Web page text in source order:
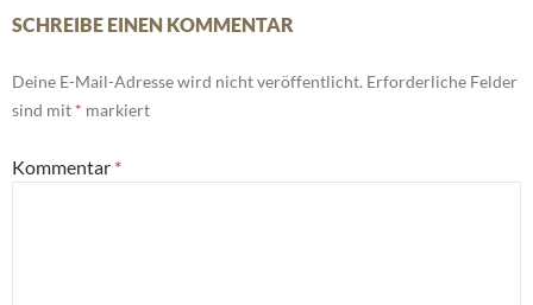
SCHREIBE EINEN KOMMENTAR
Deine E-Mail-Adresse wird nicht veröffentlicht. Erforderliche Felder
sind mit * markiert
Kommentar *